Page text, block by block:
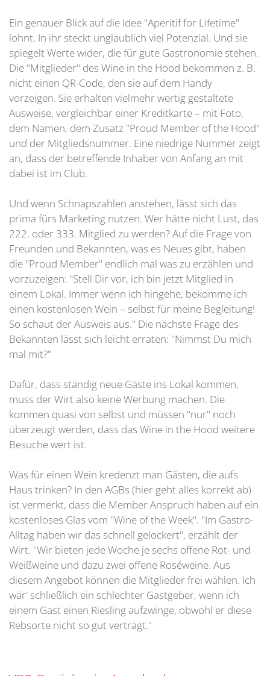
Ein genauer Blick auf die Idee "Aperitif for Lifetime"
lohnt. In ihr steckt unglaublich viel Potenzial. Und sie
spiegelt Werte wider, die für gute Gastronomie stehen.
Die "Mitglieder" des Wine in the Hood bekommen z. B.
nicht einen QR-Code, den sie auf dem Handy
vorzeigen. Sie erhalten vielmehr wertig gestaltete
Ausweise, vergleichbar einer Kreditkarte – mit Foto,
dem Namen, dem Zusatz "Proud Member of the Hood"
und der Mitgliedsnummer. Eine niedrige Nummer zeigt
an, dass der betreffende Inhaber von Anfang an mit
dabei ist im Club.
Und wenn Schnapszahlen anstehen, lässt sich das
prima fürs Marketing nutzen. Wer hätte nicht Lust, das
222. oder 333. Mitglied zu werden? Auf die Frage von
Freunden und Bekannten, was es Neues gibt, haben
die "Proud Member" endlich mal was zu erzählen und
vorzuzeigen: "Stell Dir vor, ich bin jetzt Mitglied in
einem Lokal. Immer wenn ich hingehe, bekomme ich
einen kostenlosen Wein – selbst für meine Begleitung!
So schaut der Ausweis aus." Die nächste Frage des
Bekannten lässt sich leicht erraten: "Nimmst Du mich
mal mit?"
Dafür, dass ständig neue Gäste ins Lokal kommen,
muss der Wirt also keine Werbung machen. Die
kommen quasi von selbst und müssen "nur" noch
überzeugt werden, dass das Wine in the Hood weitere
Besuche wert ist.
Was für einen Wein kredenzt man Gästen, die aufs
Haus trinken? In den AGBs (hier geht alles korrekt ab)
ist vermerkt, dass die Member Anspruch haben auf ein
kostenloses Glas vom "Wine of the Week". "Im Gastro-
Alltag haben wir das schnell gelockert", erzählt der
Wirt. "Wir bieten jede Woche je sechs offene Rot- und
Weißweine und dazu zwei offene Roséweine. Aus
diesem Angebot können die Mitglieder frei wählen. Ich
wär' schließlich ein schlechter Gastgeber, wenn ich
einem Gast einen Riesling aufzwinge, obwohl er diese
Rebsorte nicht so gut verträgt."